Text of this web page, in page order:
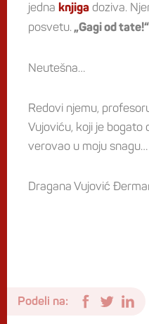
jedna knjiga doziva.
posvetu. „Gagi od tate!“
Neutešna…
Redovi njemu,
Vujoviću, koji je bogato
verovao u moju
Dragana Vujović
Podeli na: